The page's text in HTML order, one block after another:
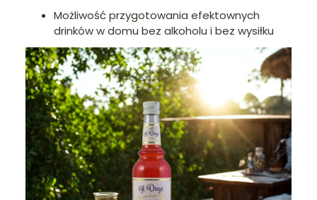
Możliwość przygotowania efektownych
drinków w domu bez alkoholu i bez wysiłku